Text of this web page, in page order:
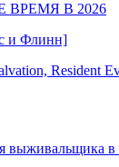
В 2026
и Флинн]
выживальщика в